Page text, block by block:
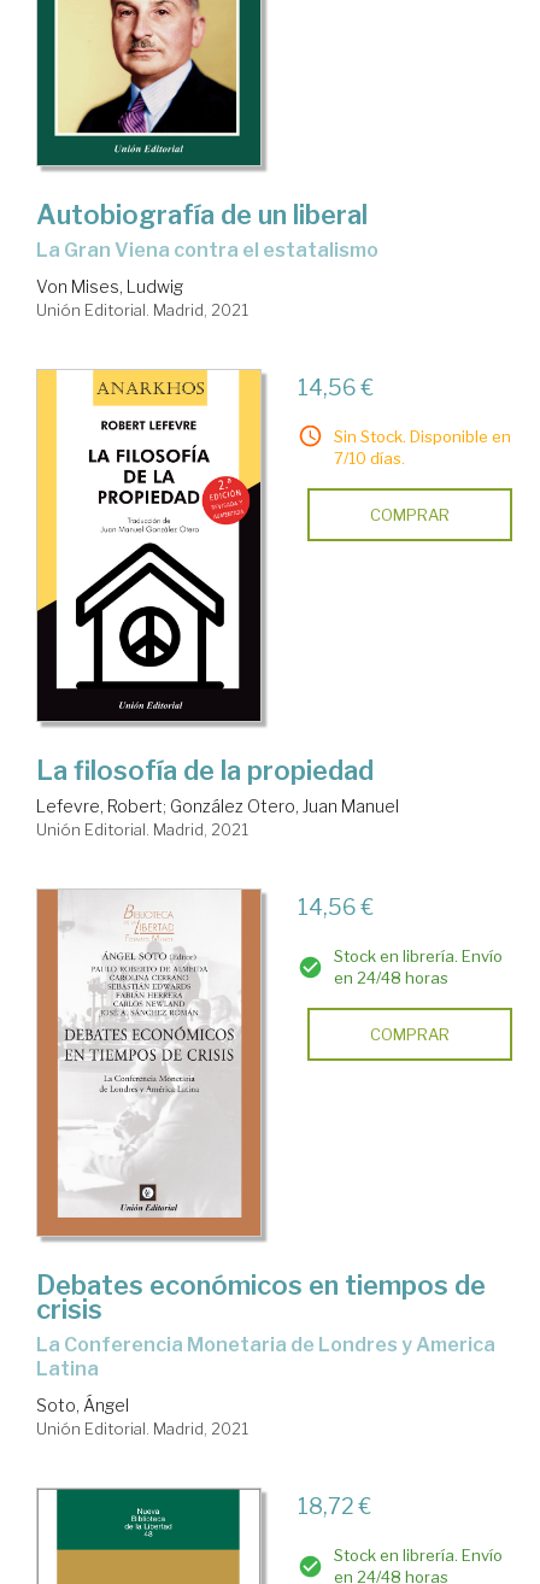
Autobiografía de un liberal
La Gran Viena contra el estatalismo
Von Mises, Ludwig
Unión Editorial. Madrid, 2021
14,56 €
Sin Stock. Disponible en
7/10 días.
COMPRAR
La filosofía de la propiedad
Lefevre, Robert; González Otero, Juan Manuel
Unión Editorial. Madrid, 2021
14,56 €
Stock en librería. Envío
en 24/48 horas
COMPRAR
Debates económicos en tiempos de
crisis
la Conferencia Monetaria de Londres y America
Latina
Soto, Ángel
Unión Editorial. Madrid, 2021
18,72 €
Stock en librería. Envío
en 24/48 horas